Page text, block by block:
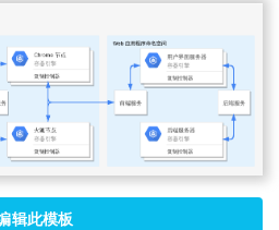
辑此模板